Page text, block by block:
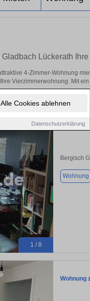
Alle Cookies ablehnen
Datenschutzerklärung
Lückerath
4-Zimmer-Wohnung
Vierzimmerwohnung. Mit
Aktuelle Wohnung zum
1 / 8
Bergisch
Wohnung
Wohnung